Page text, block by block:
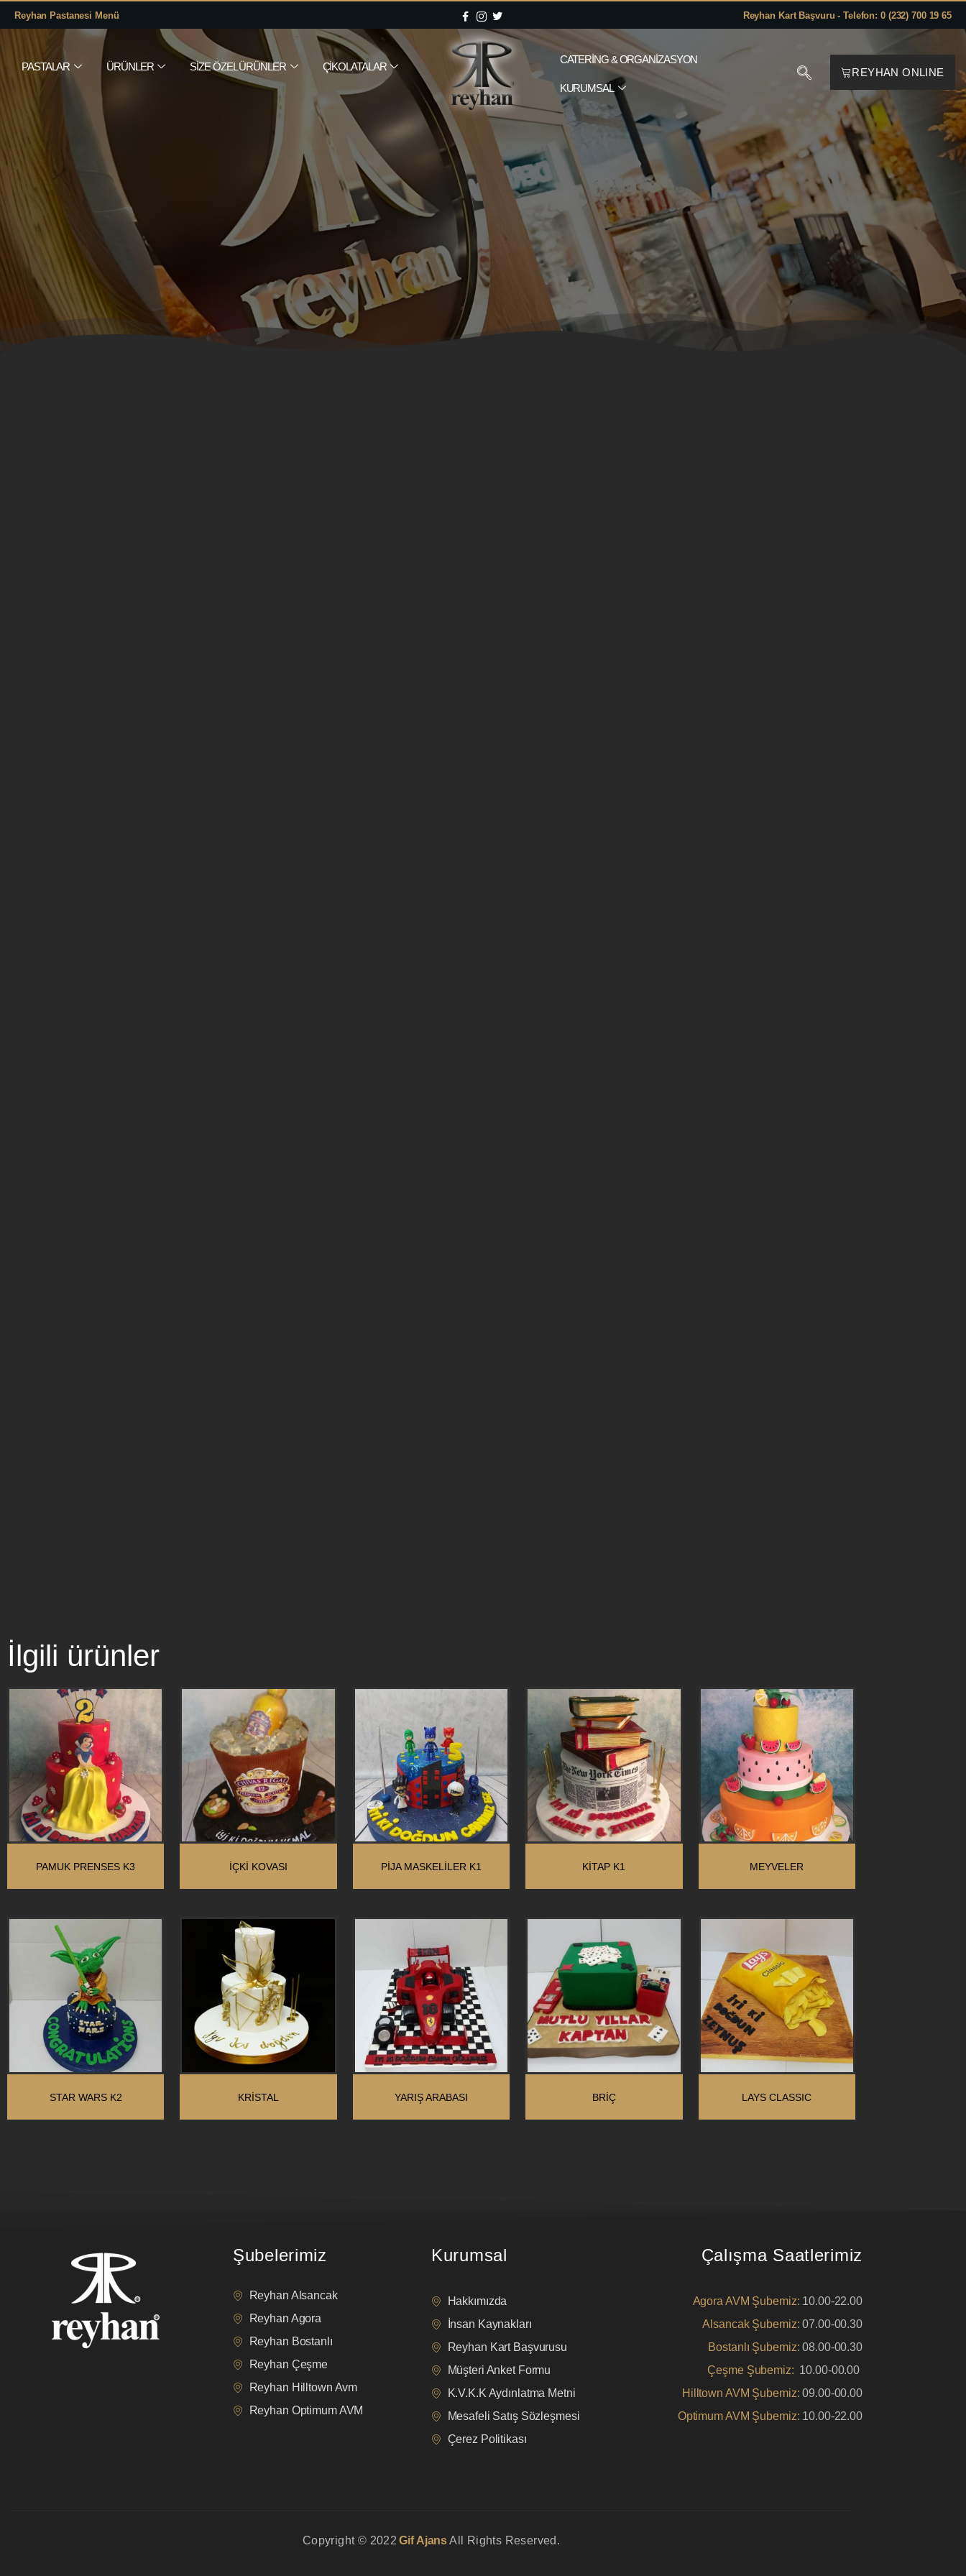
Reyhan Pastanesi Menü Reyhan Kart Başvuru - Telefon: 0 (232) 700 19 65
PASTALAR ÜRÜNLER SIZE ÖZEL ÜRÜNLER ÇIKOLATALAR
CATERING & ORGANIZASYON
KURUMSAL
REYHAN ONLINE
İlgili ürünler
PAMUK PRENSES K3 İÇKİ KOVASI PİJA MASKELİLER K1 KİTAP K1 MEYVELER
STAR WARS K2 KRİSTAL YARIŞ ARABASI BRIÇ LAYS CLASSIC
Şubelerimiz
Reyhan Alsancak
Reyhan Agora
Reyhan Bostanlı
Reyhan Çeşme
Reyhan Hilltown Avm
Reyhan Optimum AVM
Kurumsal
Hakkımızda
İnsan Kaynakları
Reyhan Kart Başvurusu
Müşteri Anket Formu
K.V.K.K Aydınlatma Metni
Mesafeli Satış Sözleşmesi
Çerez Politikası
Çalışma Saatlerimiz
Agora AVM Şubemiz: 10.00-22.00
Alsancak Şubemiz: 07.00-00.30
Bostanlı Şubemiz: 08.00-00.30
Çeşme Şubemiz: 10.00-00.00
Hilltown AVM Şubemiz: 09.00-00.00
Optimum AVM Şubemiz: 10.00-22.00
Copyright © 2022 Gif AjansAll Rights Reserved.